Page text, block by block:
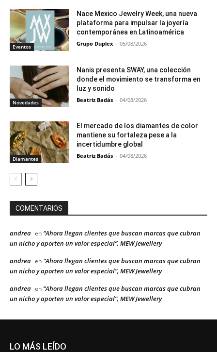
Eventos
Nace Mexico Jewelry Week, una nueva
plataforma para impulsar la joyería
contemporánea en Latinoamérica
Grupo Duplex - 05/08/2026
Novedades
Nanis presenta SWAY, una colección
donde el movimiento se transforma en
luz y sonido
Beatriz Badás - 04/08/2026
Diamantes
El mercado de los diamantes de color
mantiene su fortaleza pese a la
incertidumbre global
Beatriz Badás - 04/08/2026
COMENTARIOS
andrea en “Ahora llegan clientes que buscan marcas que cubran
un nicho y aporten un valor especial”, MEW Jewellery
andrea en “Ahora llegan clientes que buscan marcas que cubran
un nicho y aporten un valor especial”, MEW Jewellery
andrea en “Ahora llegan clientes que buscan marcas que cubran
un nicho y aporten un valor especial”, MEW Jewellery
LO MÁS LEÍDO